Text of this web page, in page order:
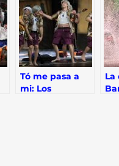
Tó me pasa a
mi: Los
La